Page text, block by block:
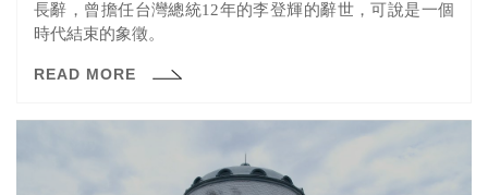
長辭，曾擔任台灣總統12年的李登輝的辭世，可說是一個
時代結束的象徵。
READ MORE